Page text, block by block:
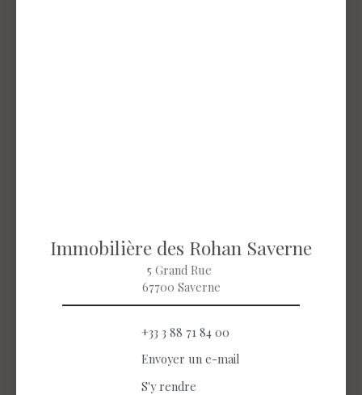
Immobilière des Rohan Saverne
5 Grand Rue
67700 Saverne
+33 3 88 71 84 00
Envoyer un e-mail
S'y rendre